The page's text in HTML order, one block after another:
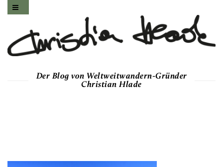
Der Blog von Weltweitwandern-Gründer
Christian Hlade